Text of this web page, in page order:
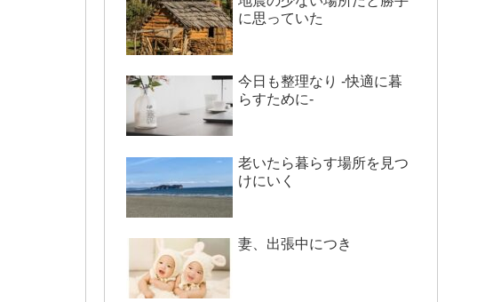
に思っていた
今日も整理なり -快適に暮
らすために-
老いたら暮らす場所を見つ
けにいく
妻、出張中につき